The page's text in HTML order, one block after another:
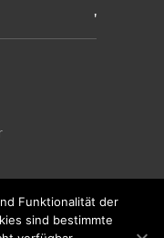
Funktionalität der
sind bestimmte